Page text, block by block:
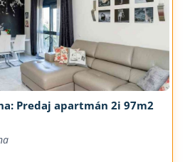
Predaj apartmán 2i 97m2